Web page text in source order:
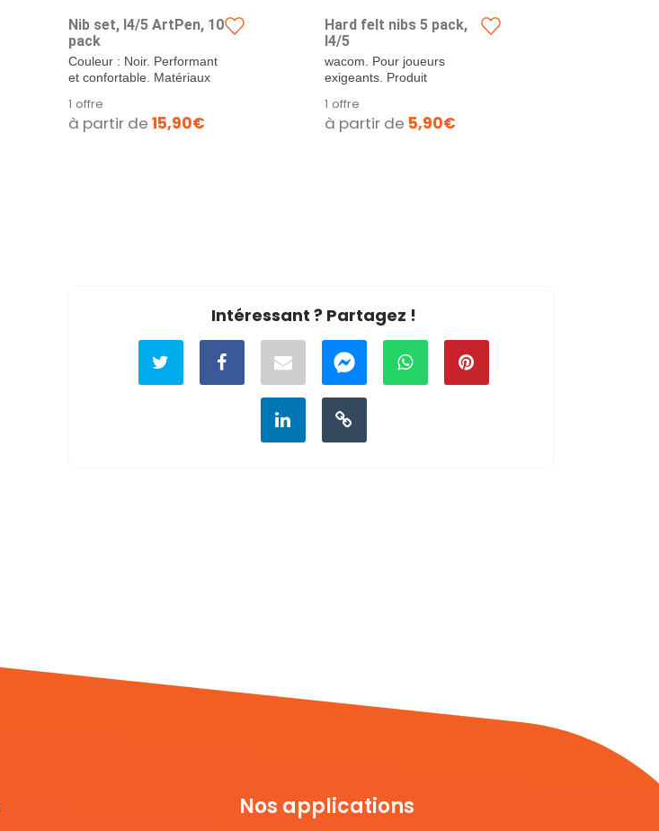
Nib set, I4/5 ArtPen, 10
pack
Couleur : Noir. Performant
et confortable. Matériaux
1 offre
à partir de 15,90€
Hard felt nibs 5 pack,
I4/5
wacom. Pour joueurs
exigeants. Produit
du...
1 offre
à partir de 5,90€
Intéressant ? Partagez !
Nos applications